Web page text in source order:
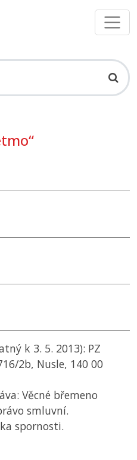
k 3. 5. 2013): PZ
2b, Nusle, 140 00
Věcné břemeno
smluvní.
spornosti.